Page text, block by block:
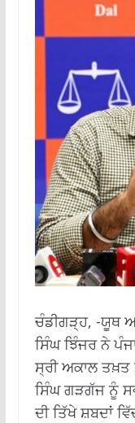
ਚੰਡੀਗੜ੍ਹ, -ਯੂਥ
ਸਿੰਘ ਝਿੰਜਰ ਨੇ
ਸ੍ਰੀ ਅਕਾਲ ਤਖ਼ਤ
ਸਿੰਘ ਗੜਗੱਜ ਨੂੰ
ਦੀ ਤਿੱਖੇ ਸ਼ਬਦਾਂ